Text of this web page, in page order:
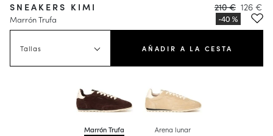
SNEAKERS KIMI
Marrón Trufa
210 € 126 €
Tallas AÑADIR A LA CESTA
Marrón Trufa Arena lunar